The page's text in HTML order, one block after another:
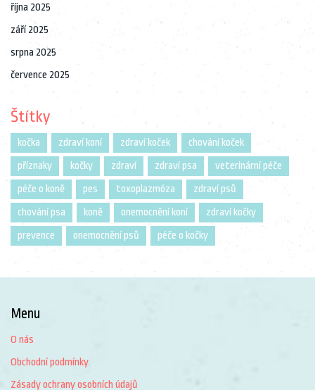
října 2025
září 2025
srpna 2025
července 2025
Štítky
kočka zdraví koní zdraví koček
chování koček
příznaky
kočky zdraví zdraví psa
veterinární péče
péče o koně
pes toxoplazmóza
zdraví psů
chování psa
koně onemocnění koní
zdraví kočky
prevence
onemocnění psů péče o kočky
Menu
O nás
Obchodní podmínky
Zásady ochrany osobních údajů